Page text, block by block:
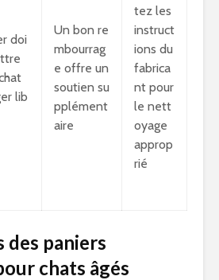
doi
lib
Un bon re
mbourrag
e offre un
soutien su
pplément
aire
tez les
instruct
ions du
fabrica
nt pour
le nett
oyage
approp
rié
des paniers
chats âgés